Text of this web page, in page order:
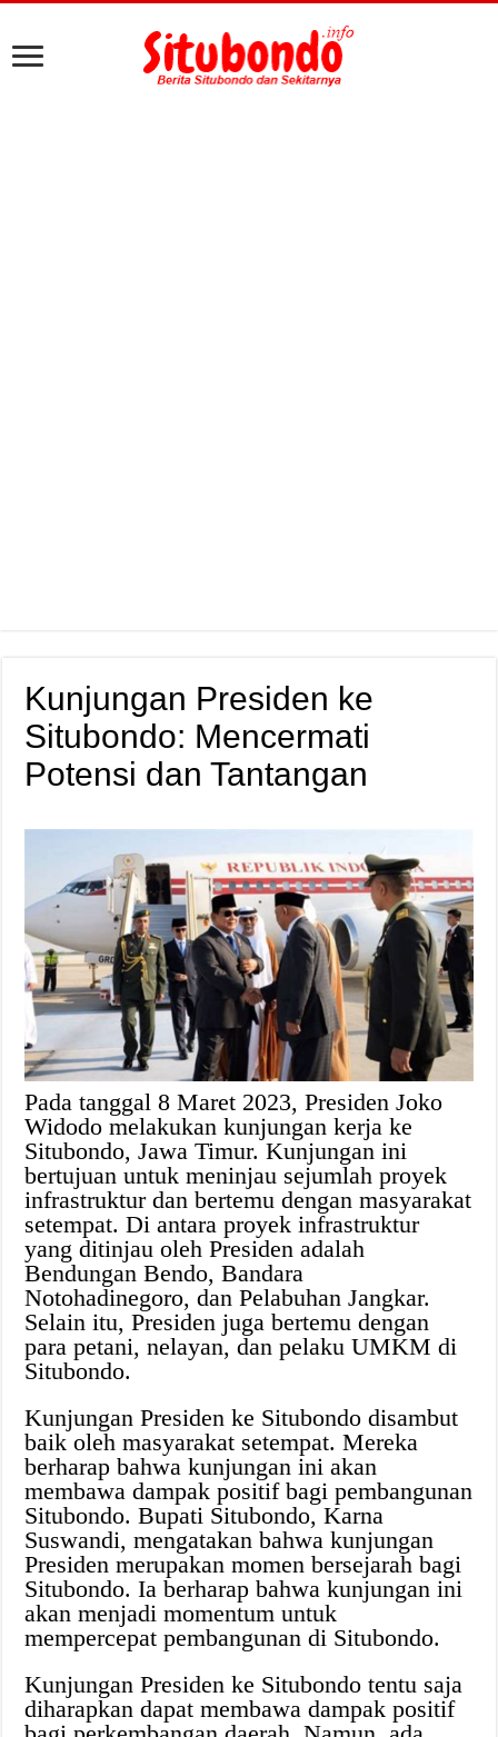
Kunjungan Presiden ke
Situbondo: Mencermati
Potensi dan Tantangan
Pada tanggal 8 Maret 2023, Presiden Joko
Widodo melakukan kunjungan kerja ke
Situbondo, Jawa Timur. Kunjungan ini
bertujuan untuk meninjau sejumlah proyek
infrastruktur dan bertemu dengan masyarakat
setempat. Di antara proyek infrastruktur
yang ditinjau oleh Presiden adalah
Bendungan Bendo, Bandara
Notohadinegoro, dan Pelabuhan Jangkar.
Selain itu, Presiden juga bertemu dengan
para petani, nelayan, dan pelaku UMKM di
Situbondo.
Kunjungan Presiden ke Situbondo disambut
baik oleh masyarakat setempat. Mereka
berharap bahwa kunjungan ini akan
membawa dampak positif bagi pembangunan
Situbondo. Bupati Situbondo, Karna
Suswandi, mengatakan bahwa kunjungan
Presiden merupakan momen bersejarah bagi
Situbondo. Ia berharap bahwa kunjungan ini
akan menjadi momentum untuk
mempercepat pembangunan di Situbondo.
Kunjungan Presiden ke Situbondo tentu saja
diharapkan dapat membawa dampak positif